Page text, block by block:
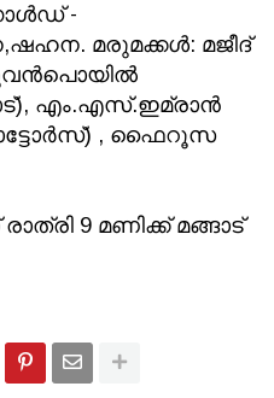
-
മരുമക്കൾ: മജീദ്
എം.എസ്.ഇമ്രാൻ
, ഫൈറൂസ
9 മണിക്ക് മങ്ങാട്